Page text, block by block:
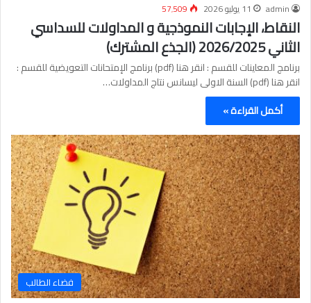
admin 11 يوليو 2026 57٬509
النقاط، الإجابات النموذجية و المداولات للسداسي
الثاني 2026/2025 (الجذع المشترك)
برنامج المعاينات للقسم : انقر هنا (pdf) برنامج الإمتحانات التعويضية للقسم :
انقر هنا (pdf) السنة الاولى ليسانس نتاج المداولات…
أكمل القراءة »
فضاء الطالب